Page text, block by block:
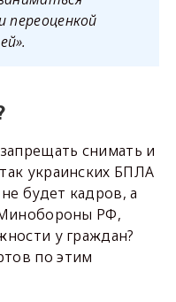
переоценкой
снимать и
украинских БПЛА
будет кадров, а
Минобороны РФ,
у граждан?
по этим